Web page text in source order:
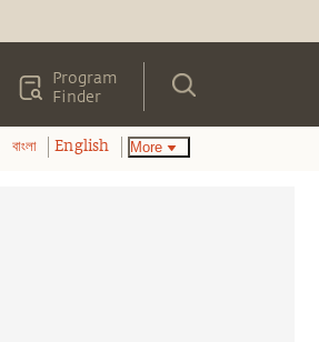
Program
Finder
বাংলা English More